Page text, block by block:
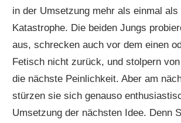
in der Umsetzung mehr als einmal als
Katastrophe. Die beiden Jungs
aus, schrecken auch vor dem einen
Fetisch nicht zurück, und stolpern
die nächste Peinlichkeit. Aber am
stürzen sie sich genauso
Umsetzung der nächsten Idee. Denn